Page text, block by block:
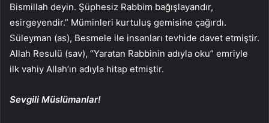
Bismillah deyin. Şüphesiz Rabbim bağışlayandır,
esirgeyendir.” Müminleri kurtuluş gemisine çağırdı.
Süleyman (as), Besmele ile insanları tevhide davet etmiştir.
Allah Resulü (sav), “Yaratan Rabbinin adıyla oku” emriyle
ilk vahiy Allah’ın adıyla hitap etmiştir.
Sevgili Müslümanlar!